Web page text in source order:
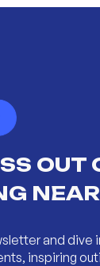
OUT
and
inspiring